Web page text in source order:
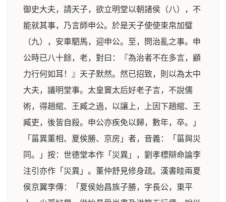
御史大夫，請天子，欲立明堂以朝諸侯（八），不
能就其事，乃言師申公。於是天子使使束帛加璧
（九），安車駟馬，迎申公。至，問治亂之事。申
公時已八十餘，老，對曰：『為治者不在多言，顧
力行何如耳！』天子默然。然已招致，則以為太中
大夫，議明堂事。太皇竇太后好老子言，不說儒
術，得趙綰、王臧之過，以讓上，上因下趙綰、王
臧吏，後皆自殺。申公亦疾免以歸，數年，卒。」
「菑異董相、夏侯勝、京房」者，音義：「菑與災
同。」按：世德堂本作「災異」，劉孝標辯命論李
注引亦作「災異」。董仲舒見修身疏。漢書眭兩夏
侯京翼李傳：「夏侯始昌族子勝，字長公，東平